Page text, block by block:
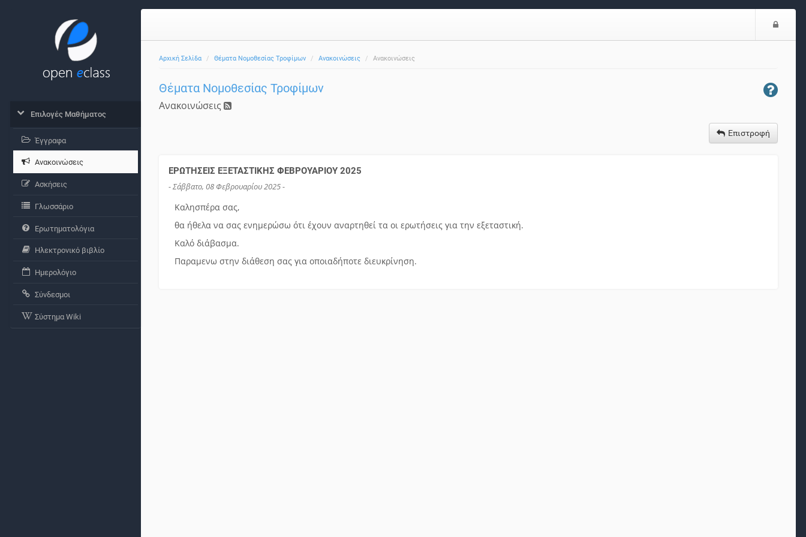
Αρχική Σελίδα Θέματα Νομοθεσίας Τροφίμων Ανακοινώσεις Ανακοινώσεις
Θέματα Νομοθεσίας Τροφίμων
Ανακοινώσεις
Επιστροφή
ΕΡΩΤΗΣΕΙΣ ΕΞΕΤΑΣΤΙΚΗΣ ΦΕΒΡΟΥΑΡΙΟΥ 2025
- Σάββατο, 08 Φεβρουαρίου 2025 -
Καλησπέρα σας,
θα ήθελα να σας ενημερώσω ότι έχουν αναρτηθεί τα οι ερωτήσεις για την εξεταστική.
Καλό διάβασμα.
Παραμενω στην διάθεση σας για οποιαδήποτε διευκρίνηση.
Επιλογές Μαθήματος
Έγγραφα
Ανακοινώσεις
Ασκήσεις
Γλωσσάριο
Ερωτηματολόγια
Ηλεκτρονικό βιβλίο
Ημερολόγιο
Σύνδεσμοι
Σύστημα Wiki